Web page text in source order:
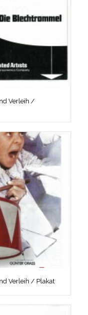
Verleih /
Verleih / Plakat